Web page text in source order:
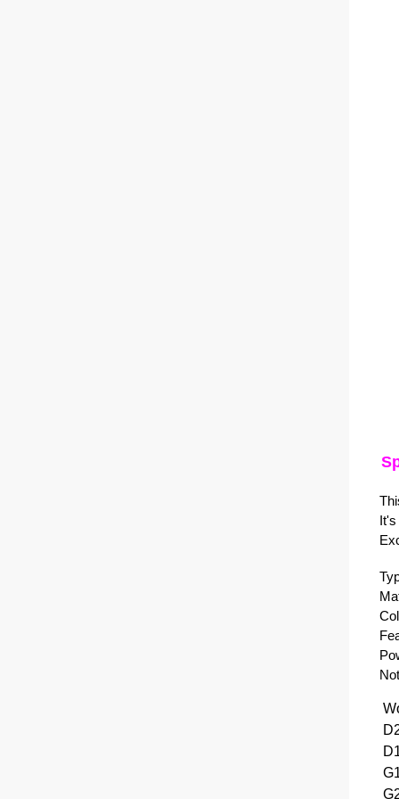
It's